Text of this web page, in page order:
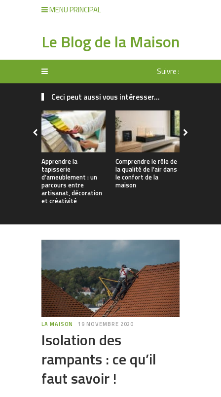
MENU PRINCIPAL
Le Blog de la Maison
Suivre :
Ceci peut aussi vous intéresser...
Apprendre la
tapisserie
d’ameublement : un
parcours entre
artisanat, décoration
et créativité
Comprendre le rôle de
la qualité de l’air dans
le confort de la
maison
LA MAISON 19 NOVEMBRE 2020
Isolation des
rampants : ce qu’il
faut savoir !